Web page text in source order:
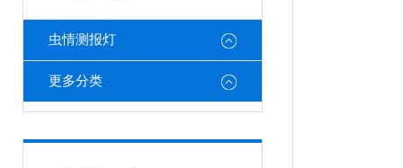
虫情测报灯
更多分类